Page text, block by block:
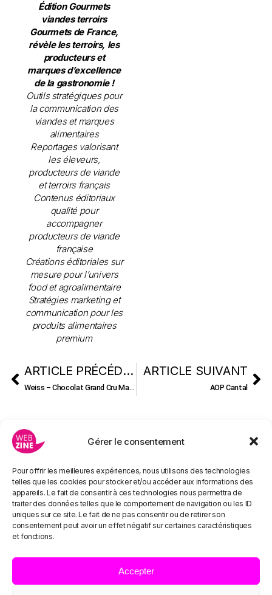
Gérer le consentement
Pour offrir les meilleures expériences, nous utilisons des technologies
telles que les cookies pour stocker et/ou accéder aux informations des
appareils. Le fait de consentir à ces technologies nous permettra de
traiter des données telles que le comportement de navigation ou les ID
uniques sur ce site. Le fait de ne pas consentir ou de retirer son
consentement peut avoir un effet négatif sur certaines caractéristiques
et fonctions.
Accepter
Édition Gourmets
viandes terroirs
Gourmets de France,
révèle les terroirs, les
producteurs et
marques d’excellence
de la gastronomie !
Outils stratégiques pour
la communication des
viandes et marques
alimentaires
Reportages valorisant
les éleveurs,
producteurs de viande
et terroirs français
Contenus éditoriaux
qualité pour
accompagner
producteurs de viande
française
Créations éditoriales sur
mesure pour l’univers
food et agroalimentaire
Stratégies marketing et
communication pour les
produits alimentaires
premium
ARTICLE PRÉCÉDENT
Weiss – Chocolat Grand Cru Martinique 50%
ARTICLE SUIVANT
AOP Cantal